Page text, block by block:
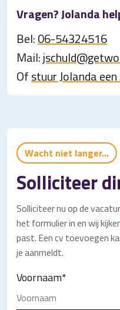
Vragen? Jolanda
Bel:06-54324516
Mail:
Ofstuur Jolanda
Wacht niet langer...
Solliciteer
Solliciteer nu op de
het formulier in en wij
past. Een cv toevoegen
je aanmeldt.
Voornaam*